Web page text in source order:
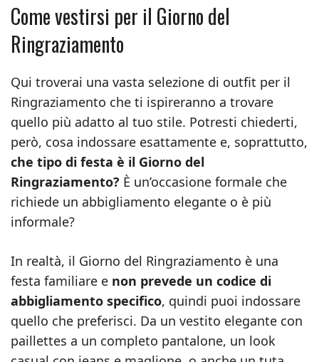
Come vestirsi per il Giorno del
Ringraziamento
Qui troverai una vasta selezione di outfit per il
Ringraziamento che ti ispireranno a trovare
quello più adatto al tuo stile. Potresti chiederti,
però, cosa indossare esattamente e, soprattutto,
che tipo di festa è il Giorno del
Ringraziamento? È un’occasione formale che
richiede un abbigliamento elegante o è più
informale?
In realtà, il Giorno del Ringraziamento è una
festa familiare e non prevede un codice di
abbigliamento specifico, quindi puoi indossare
quello che preferisci. Da un vestito elegante con
paillettes a un completo pantalone, un look